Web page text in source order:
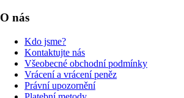
O nás
Kdo jsme?
Kontaktujte nás
Všeobecné obchodní podmínky
Vrácení a vrácení peněz
Právní upozornění